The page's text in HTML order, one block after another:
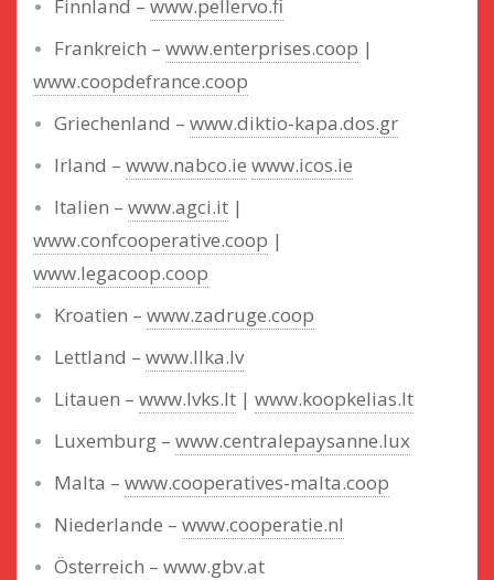
Finnland – www.pellervo.fi
Frankreich – www.enterprises.coop |
www.coopdefrance.coop
Griechenland – www.diktio-kapa.dos.gr
Irland – www.nabco.ie www.icos.ie
Italien – www.agci.it |
www.confcooperative.coop |
www.legacoop.coop
Kroatien – www.zadruge.coop
Lettland – www.llka.lv
Litauen – www.lvks.lt | www.koopkelias.lt
Luxemburg – www.centralepaysanne.lux
Malta – www.cooperatives-malta.coop
Niederlande – www.cooperatie.nl
Österreich – www.gbv.at